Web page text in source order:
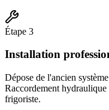
Étape 3
Installation
Dépose de l'ancien
Raccordement
frigoriste.